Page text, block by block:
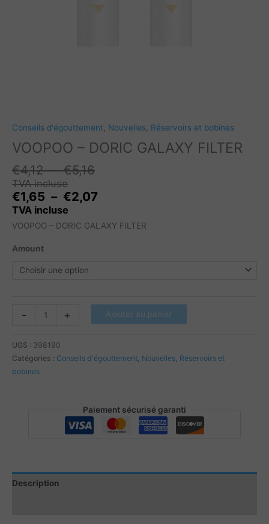
Conseils d'égouttement Nouvelles Réservoirs et bobines
VOOPOO – DORIC GALAXY FILTER
€4,12 – €5,16Plage
prix :
à
TVA incluse
€1,65 – €2,07
prix :
TVA incluse
VOOPOO – DORIC GALAXY FILTER
Amount
-
-
DORIC
GALAXY
+ Ajouter au panier
UGS : 398190
Catégories : Conseils d'égouttement, Nouvelles, Réservoirs et
bobines
Paiement sécurisé garanti
Description